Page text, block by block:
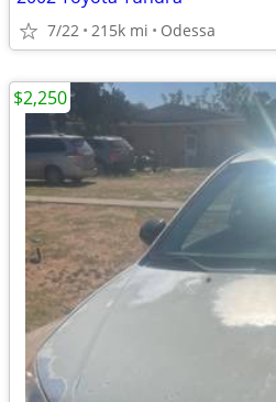
7/22 215k mi Odessa
$2,250